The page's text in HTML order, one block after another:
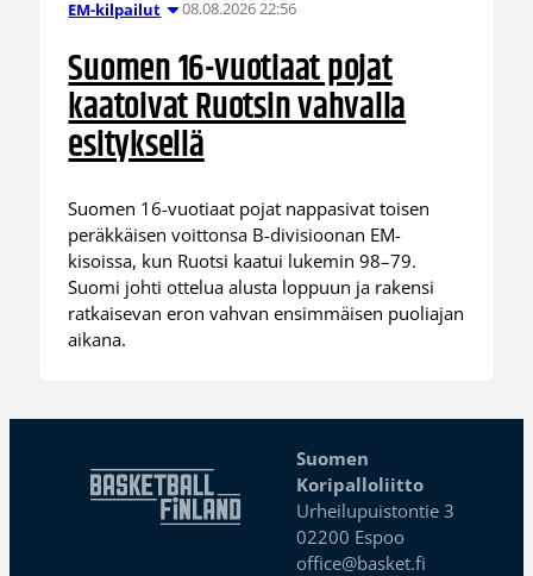
EM-kilpailut 08.08.2026 22:56
Suomen 16-vuotiaat pojat
kaatoivat Ruotsin vahvalla
esityksellä
Suomen 16-vuotiaat pojat nappasivat toisen
peräkkäisen voittonsa B-divisioonan EM-
kisoissa, kun Ruotsi kaatui lukemin 98–79.
Suomi johti ottelua alusta loppuun ja rakensi
ratkaisevan eron vahvan ensimmäisen puoliajan
aikana.
Suomen
Koripalloliitto
Urheilupuistontie 3
02200 Espoo
office@basket.fi